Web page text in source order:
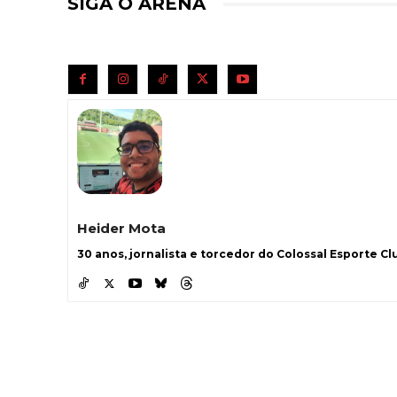
Heider Mota
30 anos, jornalista e torcedor do Colossal Esporte